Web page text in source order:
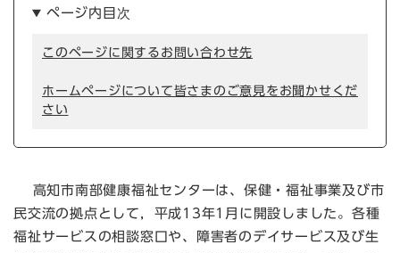
ページ内目次
このページに関するお問い合わせ先
ホームページについて皆さまのご意見をお聞かせくだ
さい
高知市南部健康福祉センターは、保健・福祉事業及び市
民交流の拠点として，平成13年1月に開設しました。各種
福祉サービスの相談窓口や、障害者のデイサービス及び生